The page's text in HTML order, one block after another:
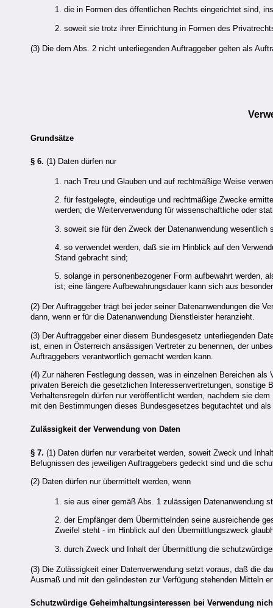
1. die in Formen des öffentlichen Rechts eingerichtet sind,
2. soweit sie trotz ihrer Einrichtung in Formen des
(3) Die dem Abs. 2 nicht unterliegenden Auftraggeber gelten als
Grundsätze
§ 6. (1) Daten dürfen nur
1. nach Treu und Glauben und auf rechtmäßige Weise
2. für festgelegte, eindeutige und rechtmäßige Zwecke
werden; die Weiterverwendung für wissenschaftliche oder
3. soweit sie für den Zweck der Datenanwendung
4. so verwendet werden, daß sie im Hinblick auf den
Stand gebracht sind;
5. solange in personenbezogener Form aufbewahrt werden,
ist; eine längere Aufbewahrungsdauer kann sich aus
(2) Der Auftraggeber trägt bei jeder seiner Datenanwendungen die
dann, wenn er für die Datenanwendung Dienstleister heranzieht.
(3) Der Auftraggeber einer diesem Bundesgesetz unterliegenden
ist, einen in Österreich ansässigen Vertreter zu benennen, der
Auftraggebers verantwortlich gemacht werden kann.
(4) Zur näheren Festlegung dessen, was in einzelnen Bereichen
privaten Bereich die gesetzlichen Interessenvertretungen, sonstige
Verhaltensregeln dürfen nur veröffentlicht werden, nachdem sie
mit den Bestimmungen dieses Bundesgesetzes begutachtet und
Zulässigkeit der Verwendung von Daten
§ 7. (1) Daten dürfen nur verarbeitet werden, soweit Zweck und
Befugnissen des jeweiligen Auftraggebers gedeckt sind und die
(2) Daten dürfen nur übermittelt werden, wenn
1. sie aus einer gemäß Abs. 1 zulässigen Datenanwendung
2. der Empfänger dem Übermittelnden seine ausreichende
Zweifel steht - im Hinblick auf den Übermittlungszweck
3. durch Zweck und Inhalt der Übermittlung die
(3) Die Zulässigkeit einer Datenverwendung setzt voraus, daß die
Ausmaß und mit den gelindesten zur Verfügung stehenden Mitteln
Schutzwürdige Geheimhaltungsinteressen bei Verwendung